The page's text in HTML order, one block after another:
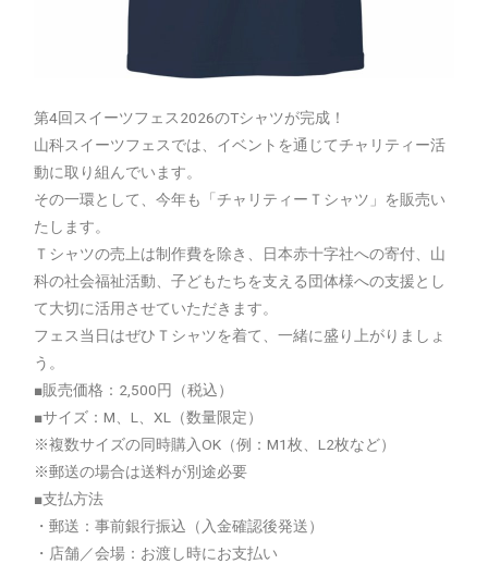
第4回スイーツフェス2026のTシャツが完成！
山科スイーツフェスでは、イベントを通じてチャリティー活
動に取り組んでいます。
その一環として、今年も「チャリティーＴシャツ」を販売い
たします。
Ｔシャツの売上は制作費を除き、日本赤十字社への寄付、山
科の社会福祉活動、子どもたちを支える団体様への支援とし
て大切に活用させていただきます。
フェス当日はぜひＴシャツを着て、一緒に盛り上がりましょ
う。
■販売価格：2,500円（税込）
■サイズ：M、L、XL（数量限定）
※複数サイズの同時購入OK（例：M1枚、L2枚など）
※郵送の場合は送料が別途必要
■支払方法
・郵送：事前銀行振込（入金確認後発送）
・店舗／会場：お渡し時にお支払い